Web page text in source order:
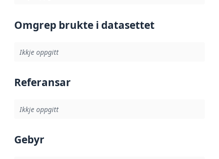
Omgrep brukte i datasettet
Ikkje oppgitt
Referansar
Ikkje oppgitt
Gebyr